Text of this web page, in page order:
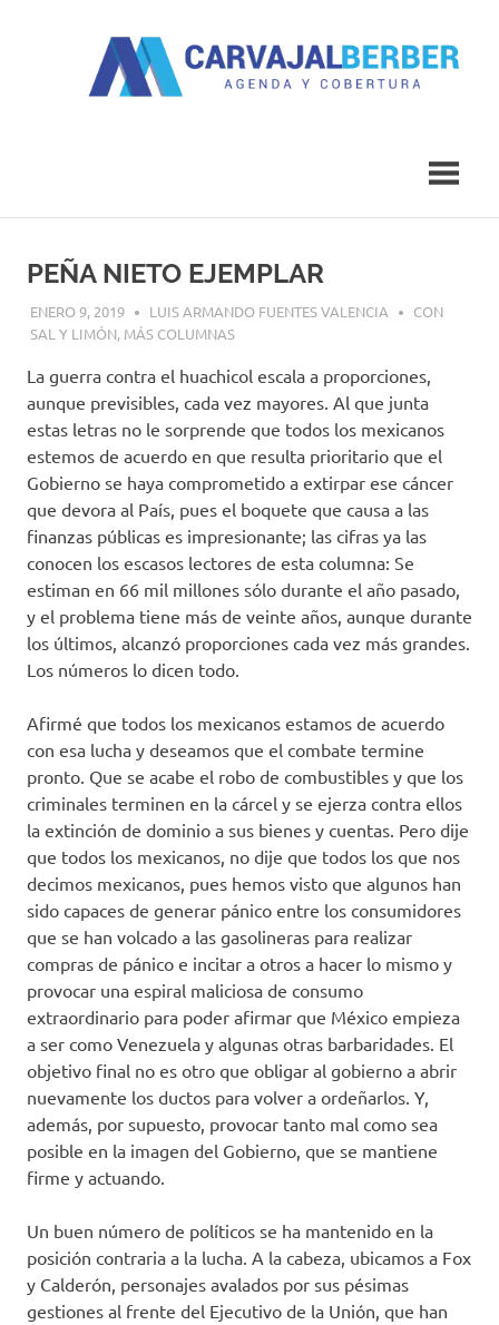
PEÑA NIETO EJEMPLAR
ENERO 9, 2019 LUIS ARMANDO FUENTES VALENCIA
CON
SAL Y LIMÓN, MÁS COLUMNAS
La guerra contra el huachicol escala a proporciones,
aunque previsibles, cada vez mayores. Al que junta
estas letras no le sorprende que todos los mexicanos
estemos de acuerdo en que resulta prioritario que el
Gobierno se haya comprometido a extirpar ese cáncer
que devora al País, pues el boquete que causa a las
finanzas públicas es impresionante; las cifras ya las
conocen los escasos lectores de esta columna: Se
estiman en 66 mil millones sólo durante el año pasado,
y el problema tiene más de veinte años, aunque durante
los últimos, alcanzó proporciones cada vez más grandes.
Los números lo dicen todo.
Afirmé que todos los mexicanos estamos de acuerdo
con esa lucha y deseamos que el combate termine
pronto. Que se acabe el robo de combustibles y que los
criminales terminen en la cárcel y se ejerza contra ellos
la extinción de dominio a sus bienes y cuentas. Pero dije
que todos los mexicanos, no dije que todos los que nos
decimos mexicanos, pues hemos visto que algunos han
sido capaces de generar pánico entre los consumidores
que se han volcado a las gasolineras para realizar
compras de pánico e incitar a otros a hacer lo mismo y
provocar una espiral maliciosa de consumo
extraordinario para poder afirmar que México empieza
a ser como Venezuela y algunas otras barbaridades. El
objetivo final no es otro que obligar al gobierno a abrir
nuevamente los ductos para volver a ordeñarlos. Y,
además, por supuesto, provocar tanto mal como sea
posible en la imagen del Gobierno, que se mantiene
firme y actuando.
Un buen número de políticos se ha mantenido en la
posición contraria a la lucha. A la cabeza, ubicamos a Fox
y Calderón, personajes avalados por sus pésimas
gestiones al frente del Ejecutivo de la Unión, que han